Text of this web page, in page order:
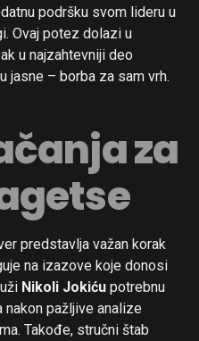
podršku svom lideru u
Ovaj potez dolazi u
u najzahtevniji deo
jasne – borba za sam vrh.
za
predstavlja važan korak
na izazove koje donosi
Nikoli Jokiću potrebnu
nakon pažljive analize
Takođe, stručni štab